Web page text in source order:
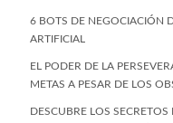
6 BOTS DE NEGOCIACIÓN
ARTIFICIAL
EL PODER DE LA
METAS A PESAR DE LOS
DESCUBRE LOS